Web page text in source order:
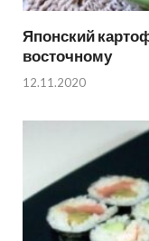
Японский
восточному
12.11.2020